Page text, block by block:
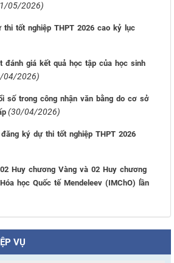
05/2026)
tốt nghiệp THPT 2026 cao kỷ lục
đánh giá kết quả học tập của học sinh
04/2026)
số trong công nhận văn bằng do cơ sở
(30/04/2026)
ký dự thi tốt nghiệp THPT 2026
Huy chương Vàng và 02 Huy chương
học Quốc tế Mendeleev (IMChO) lần
VỤ